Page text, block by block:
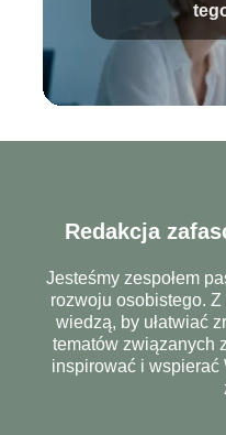
Redakcja
Jesteśmy zespołem
rozwoju osobistego.
wiedzą, by ułatwiać
tematów związanych
inspirować i wspierać